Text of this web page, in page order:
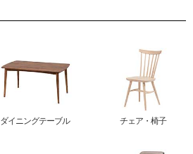
ダイニングテーブル チェア・椅子